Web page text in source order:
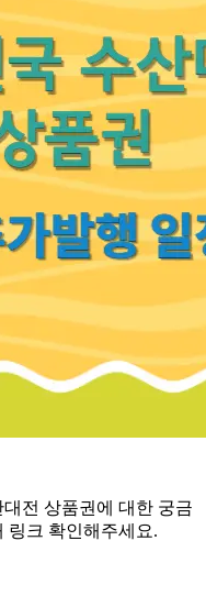
전 상품권에 대한 궁금
링크 확인해주세요.